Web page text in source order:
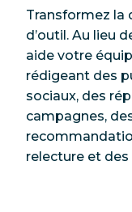
Transformez la
d’outil. Au lieu
aide votre
rédigeant des
sociaux, des
campagnes,
relecture et